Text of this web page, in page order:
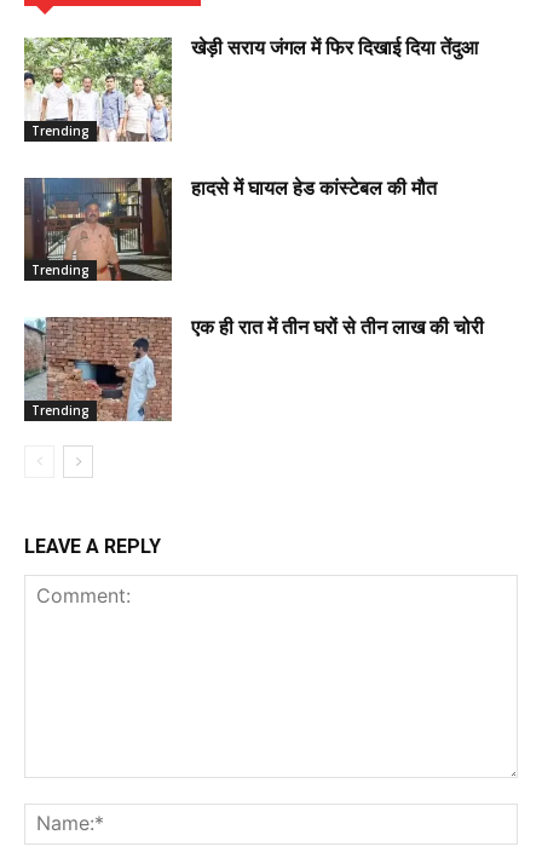
Trending
खेड़ी सराय जंगल में फिर दिखाई दिया तेंदुआ
Trending
हादसे में घायल हेड कांस्टेबल की मौत
Trending
एक ही रात में तीन घरों से तीन लाख की चोरी
LEAVE A REPLY